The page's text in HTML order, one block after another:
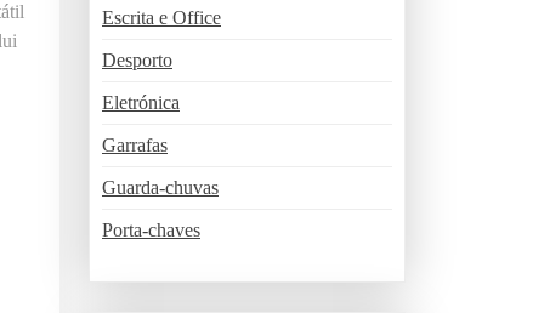
p
o
:
Escrita e Office
Desporto
Eletrónica
Garrafas
Guarda-chuvas
Porta-chaves